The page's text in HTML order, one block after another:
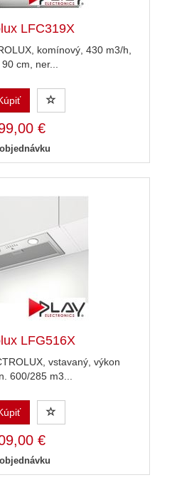
LFC319X
komínový, 430 m3/h,
cm, ner...
€
LFG516X
vstavaný, výkon
600/285 m3...
€